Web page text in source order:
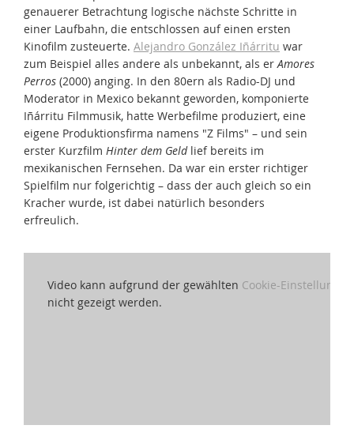
genauerer Betrachtung logische nächste Schritte in
einer Laufbahn, die entschlossen auf einen ersten
Kinofilm zusteuerte. Alejandro González Iñárritu war
zum Beispiel alles andere als unbekannt, als er Amores
Perros (2000) anging. In den 80ern als Radio-DJ und
Moderator in Mexico bekannt geworden, komponierte
Iñárritu Filmmusik, hatte Werbefilme produziert, eine
eigene Produktionsfirma namens "Z Films" – und sein
erster Kurzfilm Hinter dem Geldlief bereits im
mexikanischen Fernsehen. Da war ein erster richtiger
Spielfilm nur folgerichtig – dass der auch gleich so ein
Kracher wurde, ist dabei natürlich besonders
erfreulich.
Video kann aufgrund der gewählten Cookie-Einstellungen
nicht gezeigt werden.